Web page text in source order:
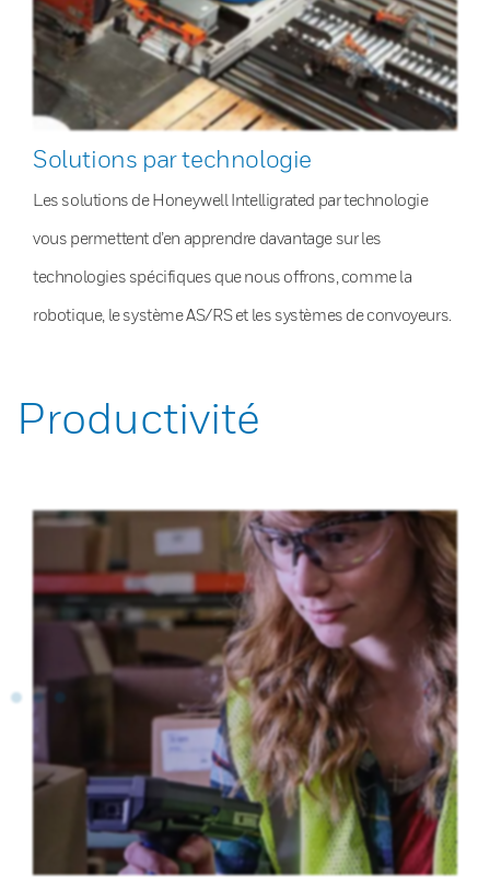
Solutions par technologie
Les solutions de Honeywell Intelligrated par technologie
vous permettent d’en apprendre davantage sur les
technologies spécifiques que nous offrons, comme la
robotique, le système AS/RS et les systèmes de convoyeurs.
Productivité